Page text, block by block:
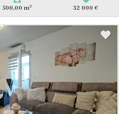
500,00 m2 32 000 €